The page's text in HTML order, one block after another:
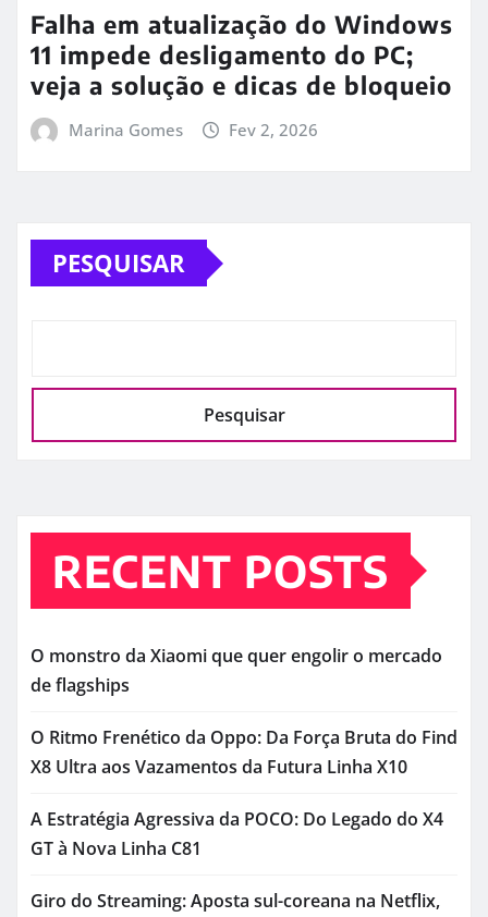
Falha em atualização do Windows
11 impede desligamento do PC;
veja a solução e dicas de bloqueio
Marina Gomes Fev 2, 2026
PESQUISAR
Pesquisar
RECENT POSTS
O monstro da Xiaomi que quer engolir o mercado
de flagships
O Ritmo Frenético da Oppo: Da Força Bruta do Find
X8 Ultra aos Vazamentos da Futura Linha X10
A Estratégia Agressiva da POCO: Do Legado do X4
GT à Nova Linha C81
Giro do Streaming: Aposta sul-coreana na Netflix,